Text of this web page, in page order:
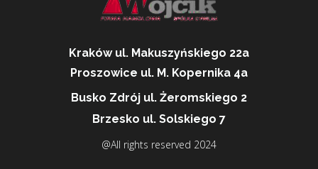
@All rights reserved 2024
Kraków ul. Makuszyńskiego 22a
Proszowice ul. M. Kopernika 4a
Busko Zdrój ul. Żeromskiego 2
Brzesko ul. Solskiego 7